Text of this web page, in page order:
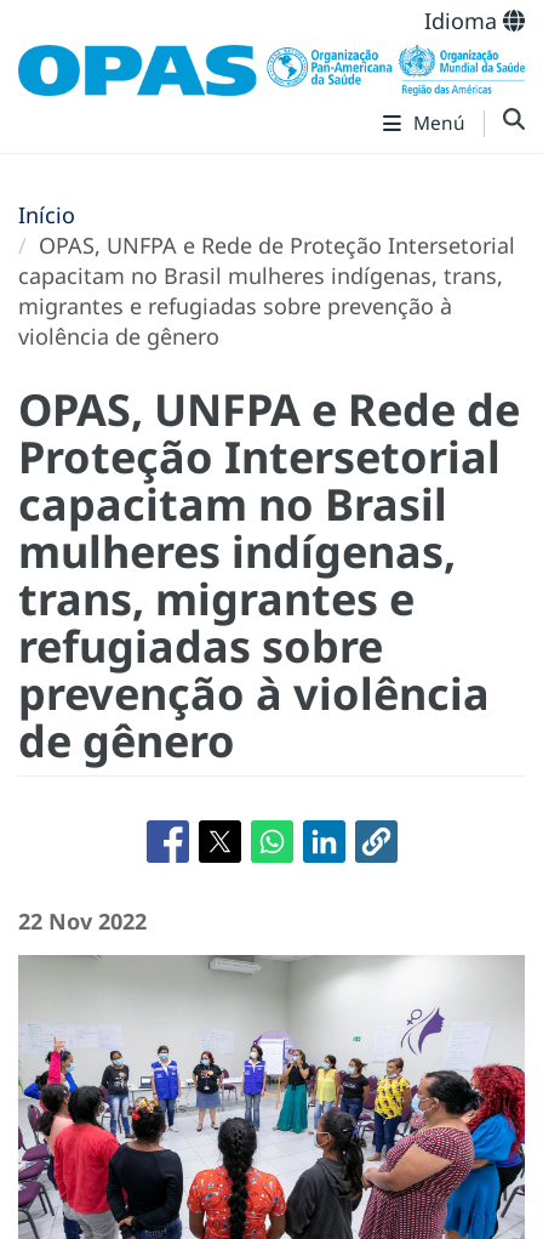
Idioma
Menú
Início
OPAS, UNFPA e Rede de Proteção Intersetorial
capacitam no Brasil mulheres indígenas, trans,
migrantes e refugiadas sobre prevenção à
violência de gênero
OPAS, UNFPA e Rede de
Proteção Intersetorial
capacitam no Brasil
mulheres indígenas,
trans, migrantes e
refugiadas sobre
prevenção à violência
de gênero
22 Nov 2022